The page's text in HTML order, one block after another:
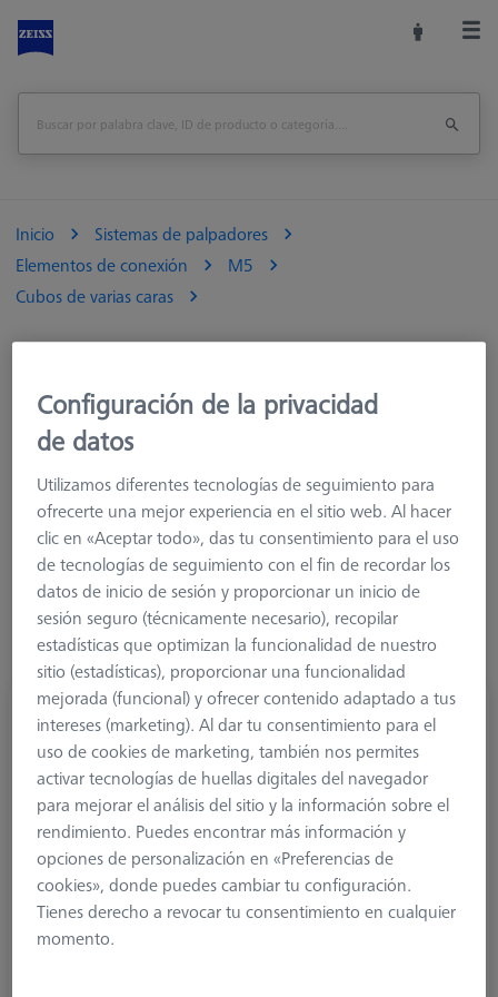
Inicio
Sistemas de palpadores
Elementos de conexión
M5
Cubos de varias caras
Material 1. Ángulo (°)
Elemento estrella, 8 x M5
626105-6110-000
Configuración de la privacidad
de datos
Utilizamos diferentes tecnologías de seguimiento para
ofrecerte una mejor experiencia en el sitio web. Al hacer
clic en «Aceptar todo», das tu consentimiento para el uso
de tecnologías de seguimiento con el fin de recordar los
datos de inicio de sesión y proporcionar un inicio de
sesión seguro (técnicamente necesario), recopilar
estadísticas que optimizan la funcionalidad de nuestro
sitio (estadísticas), proporcionar una funcionalidad
mejorada (funcional) y ofrecer contenido adaptado a tus
intereses (marketing). Al dar tu consentimiento para el
uso de cookies de marketing, también nos permites
activar tecnologías de huellas digitales del navegador
para mejorar el análisis del sitio y la información sobre el
rendimiento. Puedes encontrar más información y
opciones de personalización en «Preferencias de
cookies», donde puedes cambiar tu configuración.
Tienes derecho a revocar tu consentimiento en cualquier
momento.